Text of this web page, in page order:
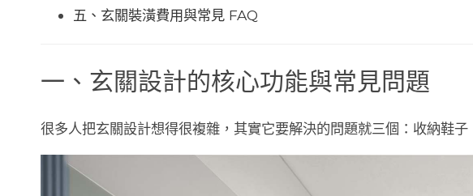
五、玄關裝潢費用與常見 FAQ
一、玄關設計的核心功能與常見問題
很多人把玄關設計想得很複雜，其實它要解決的問題就三個： 收納鞋子